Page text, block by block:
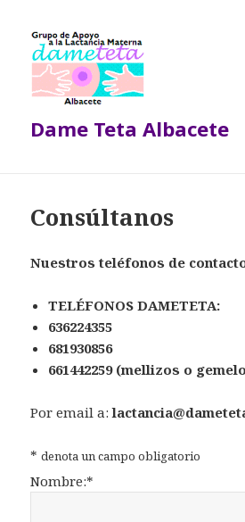
Dame Teta Albacete
Consúltanos
Nuestros teléfonos de
TELÉFONOS DAMETETA:
636224355
681930856
661442259 (mellizos o
Por email a:
* denota un campo obligatorio
Nombre:*